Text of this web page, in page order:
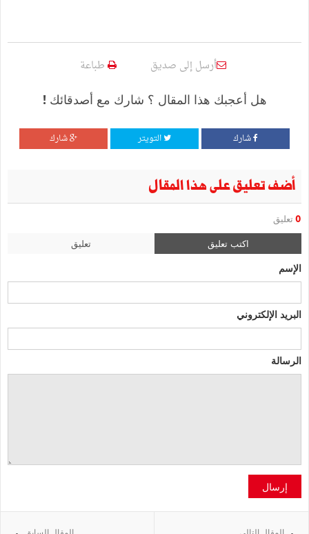
أرسل إلى صديق طباعة
هل أعجبك هذا المقال ؟ شارك مع أصدقائك !
شارك التويتر شارك
أضف تعليق على هذا المقال
0 تعليق
اكتب تعليق تعليق
الإسم
البريد الإلكتروني
الرسالة
إرسال